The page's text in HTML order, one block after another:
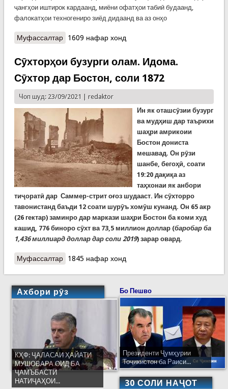
ҷангҳои иштирок кардаанд, миёни офатҳои табиӣ будаанд,
фалокатҳои техногениро зиёд дидаанд ва аз онҳо
Муфассалтаро Шарҳи ду истилоҳ: Пирофобия ва Пиромания
1609 нафар хонд
Сӯхторҳои бузурги олам. Идома.
Сӯхтор дар Бостон, соли 1872
Чоп шуд: 23/09/2021 | redaktor
Ин як оташсӯзии бузург
ва мудҳиш дар таърихи
шаҳри амрикоии
Бостон дониста
мешавад. Он рӯзи
шанбе, бегоҳӣ, соати
19:20 дақиқа аз
таҳхонаи як анбори
тиҷоратӣ дар Саммер-стрит оғоз шудааст. Ин сӯхторро
тавонистанд баъди 12 соати шурӯъ хомӯш кунанд. Он 65 акр
(26 гектар) заминро дар маркази шаҳри Бостон ба коми худ
кашид, 776 биноро сӯхт ва 73,5 миллион доллар (баробар ба
1,436 миллиард доллар дар соли 2019) зарар овард.
Муфассалтаро Сӯхторҳои бузурги олам. Идома. Сӯхтор дар
1845 нафар хонд
Ахбори рӯз
КҲФ: ҶАЛАСАИ ҲАЙАТИ
МУШОВАРА ОИД БА
ҶАМЪБАСТИ
НАТИҶАҲОИ...
Бо Пешво
Президенти Ҷумҳурии
Тоҷикистон ба Раиси...
30 СОЛИ НАҶОТ